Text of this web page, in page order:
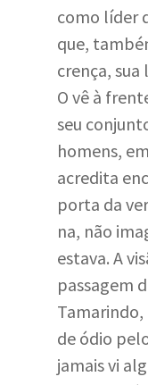
como líder
que,
crença,
O vê à
seu
homens,
acredita
porta da
na, não
estava. A
passagem
de ódio
jamais vi